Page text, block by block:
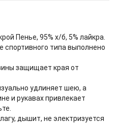
Пенье, 95% х/б, 5% лайкра.
спортивного типа выполнено
защищает края от
удлиняет шею, а
и рукавах привлекает
дышит, не электризуется